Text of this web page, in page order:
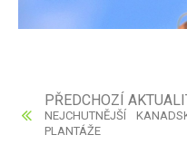
PŘEDCHOZÍ
NEJCHUTNĚJŠÍ
PLANTÁŽE